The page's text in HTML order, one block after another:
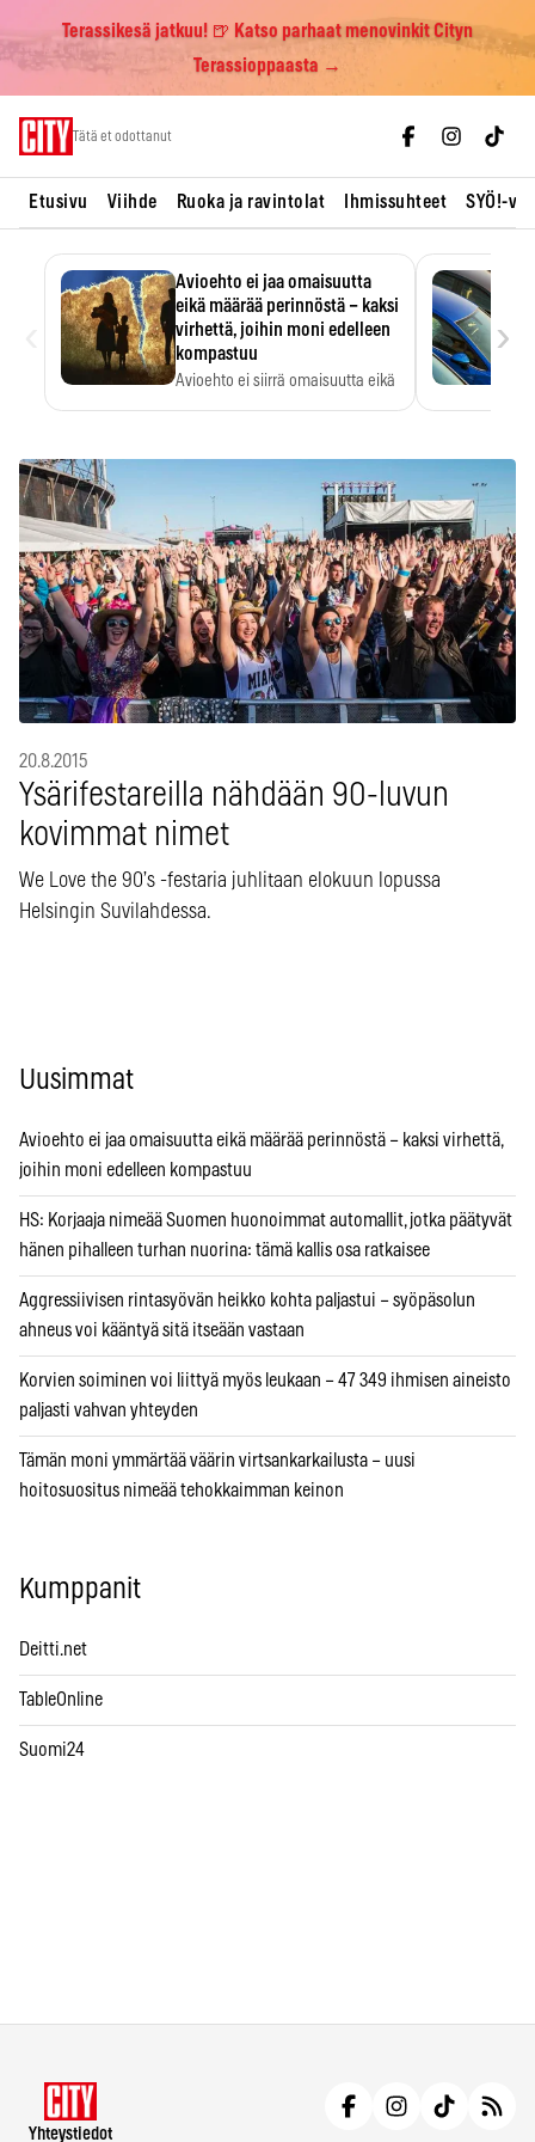
Terassikesä jatkuu! 🍺 Katso parhaat menovinkit Cityn
Terassioppaasta →
Tätä et odottanut
Etusivu Viihde Ruoka ja ravintolat Ihmissuhteet SYÖ!-
Avioehto ei jaa omaisuutta
eikä määrää perinnöstä – kaksi
virhettä, joihin moni edelleen
kompastuu
Avioehto ei siirrä omaisuutta eikä
›
20.8.2015
Ysärifestareilla nähdään 90-luvun
kovimmat nimet
We Love the 90’s -festaria juhlitaan elokuun lopussa
Helsingin Suvilahdessa.
Uusimmat
Avioehto ei jaa omaisuutta eikä määrää perinnöstä – kaksi virhettä,
joihin moni edelleen kompastuu
HS: Korjaaja nimeää Suomen huonoimmat automallit, jotka päätyvät
hänen pihalleen turhan nuorina: tämä kallis osa ratkaisee
Aggressiivisen rintasyövän heikko kohta paljastui – syöpäsolun
ahneus voi kääntyä sitä itseään vastaan
Korvien soiminen voi liittyä myös leukaan – 47 349 ihmisen aineisto
paljasti vahvan yhteyden
Tämän moni ymmärtää väärin virtsankarkailusta – uusi
hoitosuositus nimeää tehokkaimman keinon
Kumppanit
Deitti.net
TableOnline
Suomi24
Yhteystiedot